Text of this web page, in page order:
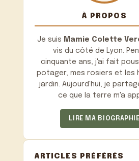
À PROPOS
Je suis Mamie Colette
vis du côté de Lyon.
cinquante ans, j'ai fait
potager, mes rosiers et les
jardin. Aujourd'hui, je
ce que la terre m'a
LIRE MA BIOGRAPHIE
ARTICLES PRÉFÉRÉS